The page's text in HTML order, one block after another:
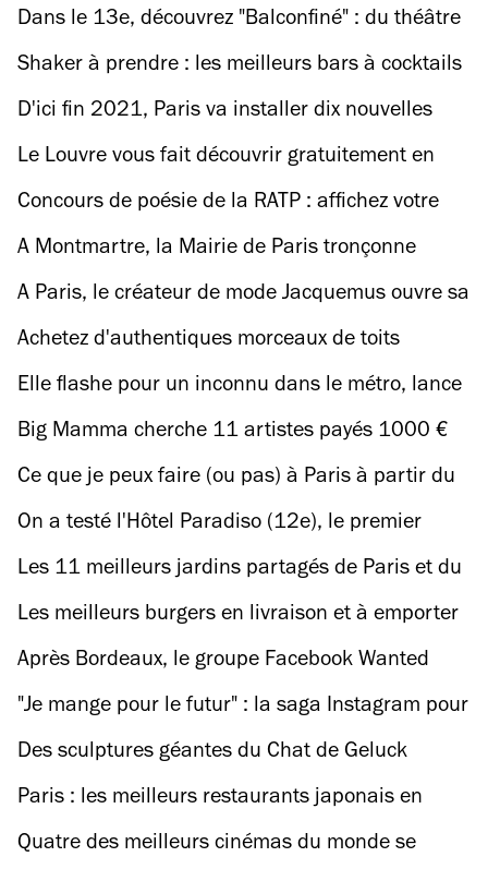
Grand Paris
Dans le 13e, découvrez "Balconfiné" : du théâtre
en pleine rue et au balcon
Shaker à prendre : les meilleurs bars à cocktails
à domicile
D'ici fin 2021, Paris va installer dix nouvelles
centrales solaires
Le Louvre vous fait découvrir gratuitement en
ligne 500 000 œuvres d'art !
Concours de poésie de la RATP : affichez votre
poème dans le métro parisien
A Montmartre, la Mairie de Paris tronçonne
une glycine centenaire !
A Paris, le créateur de mode Jacquemus ouvre sa
boutique de fleurs
Achetez d'authentiques morceaux de toits
parisiens pour pimper votre appart !
Elle flashe pour un inconnu dans le métro, lance
un appel sur Instagram, et le retrouve !
Big Mamma cherche 11 artistes payés 1000 €
chacun pour peindre la terrasse de La Felicità !
Ce que je peux faire (ou pas) à Paris à partir du
20 mars
On a testé l'Hôtel Paradiso (12e), le premier
ciné-hôtel au monde
Les 11 meilleurs jardins partagés de Paris et du
Grand Paris
Les meilleurs burgers en livraison et à emporter
à Paris
Après Bordeaux, le groupe Facebook Wanted
Community lance un café solidaire à Paris
"Je mange pour le futur" : la saga Instagram pour
vous aider à mieux manger
Des sculptures géantes du Chat de Geluck
s'installent sur les Champs-Elysées
Paris : les meilleurs restaurants japonais en
livraison ou à emporter
Quatre des meilleurs cinémas du monde se